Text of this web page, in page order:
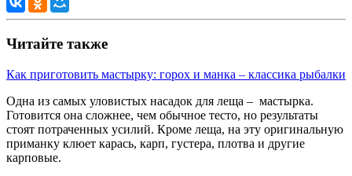
Читайте также
Как приготовить мастырку: горох и манка – классика рыбалки
Одна из самых уловистых насадок для леща – мастырка.
Готовится она сложнее, чем обычное тесто, но результаты
стоят потраченных усилий. Кроме леща, на эту оригинальную
приманку клюет карась, карп, густера, плотва и другие
карповые.